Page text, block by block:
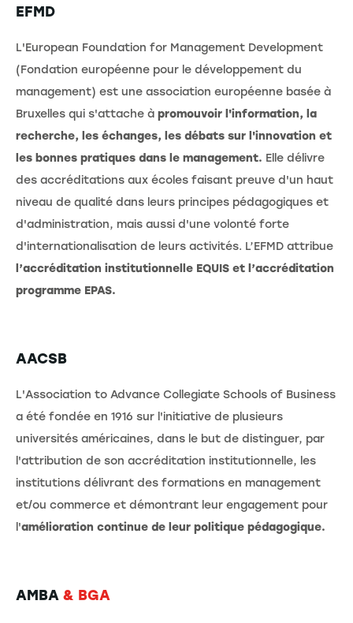
EFMD
L'European Foundation for Management Development
(Fondation européenne pour le développement du
management) est une association européenne basée à
Bruxelles qui s'attache à promouvoir l'information, la
recherche, les échanges, les débats sur l'innovation et
les bonnes pratiques dans le management. Elle délivre
des accréditations aux écoles faisant preuve d'un haut
niveau de qualité dans leurs principes pédagogiques et
d'administration, mais aussi d'une volonté forte
d'internationalisation de leurs activités. L’EFMD attribue
l’accréditation institutionnelle EQUIS et l’accréditation
programme EPAS.
AACSB
L'Association to Advance Collegiate Schools of Business
a été fondée en 1916 sur l'initiative de plusieurs
universités américaines, dans le but de distinguer, par
l'attribution de son accréditation institutionnelle, les
institutions délivrant des formations en management
et/ou commerce et démontrant leur engagement pour
l'amélioration continue de leur politique pédagogique.
AMBA & BGA